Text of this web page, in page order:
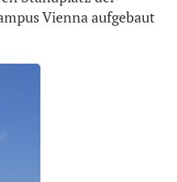
Vienna aufgebaut